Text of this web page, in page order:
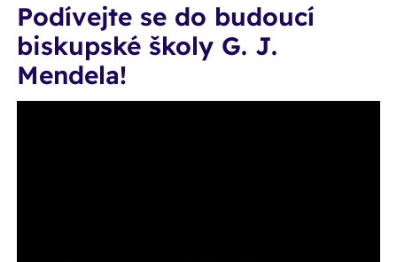
Podívejte se do budoucí
biskupské školy G. J.
Mendela!